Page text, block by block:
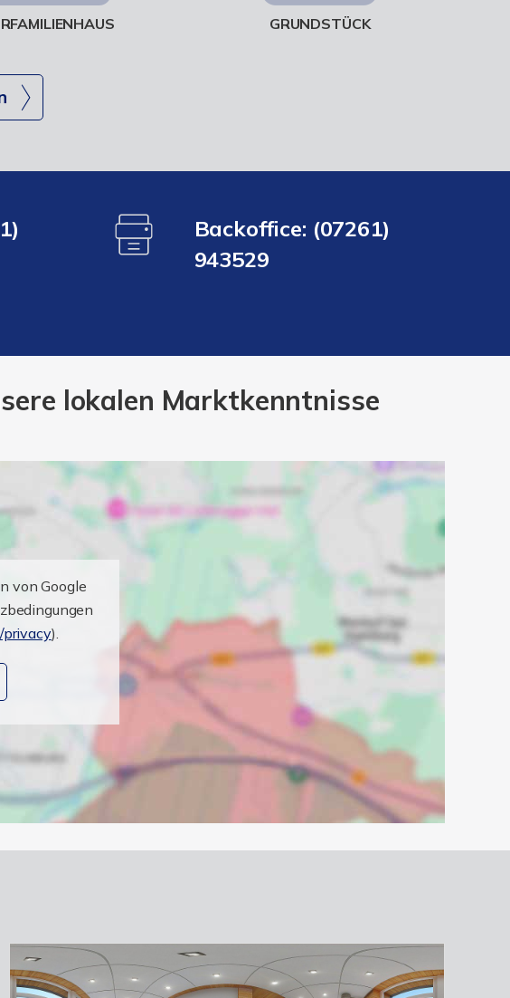
GRUNDSTÜCK
Backoffice: (07261)
943529
lokalen Marktkenntnisse
von Google
privacy).